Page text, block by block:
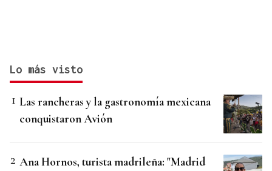
Lo más visto
Las rancheras y la gastronomía mexicana
conquistaron Avión
Ana Hornos, turista madrileña: "Madrid